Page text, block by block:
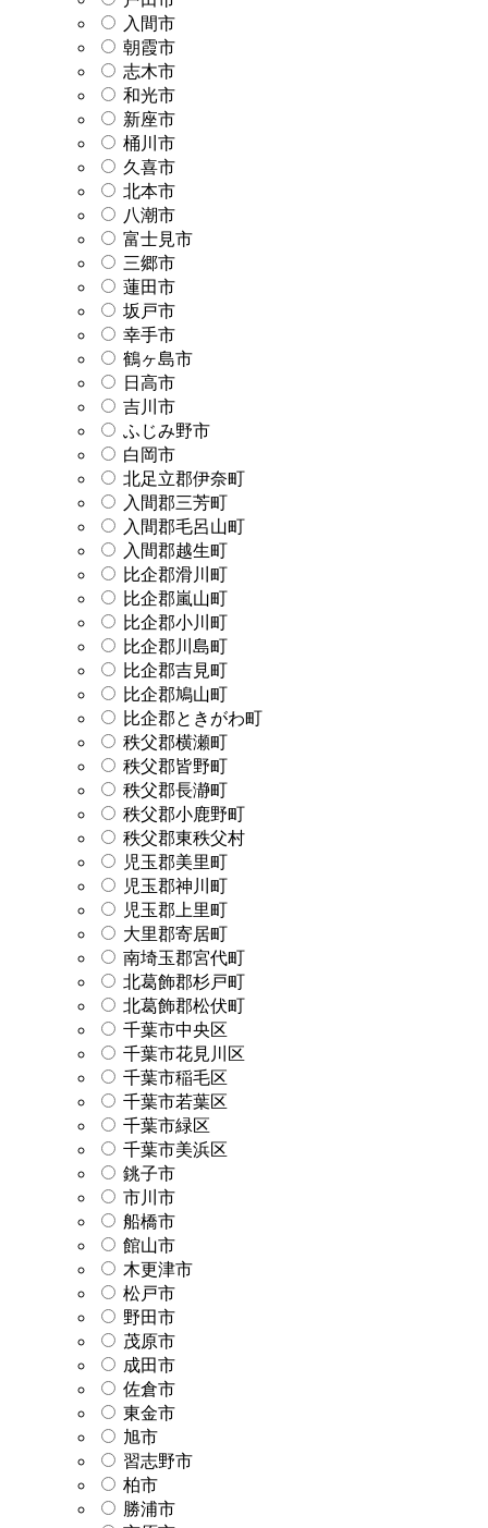
入間市
朝霞市
志木市
和光市
新座市
桶川市
久喜市
北本市
八潮市
富士見市
三郷市
蓮田市
坂戸市
幸手市
鶴ヶ島市
日高市
吉川市
ふじみ野市
白岡市
北足立郡伊奈町
入間郡三芳町
入間郡毛呂山町
入間郡越生町
比企郡滑川町
比企郡嵐山町
比企郡小川町
比企郡川島町
比企郡吉見町
比企郡鳩山町
比企郡ときがわ町
秩父郡横瀬町
秩父郡皆野町
秩父郡長瀞町
秩父郡小鹿野町
秩父郡東秩父村
児玉郡美里町
児玉郡神川町
児玉郡上里町
大里郡寄居町
南埼玉郡宮代町
北葛飾郡杉戸町
北葛飾郡松伏町
千葉市中央区
千葉市花見川区
千葉市稲毛区
千葉市若葉区
千葉市緑区
千葉市美浜区
銚子市
市川市
船橋市
館山市
木更津市
松戸市
野田市
茂原市
成田市
佐倉市
東金市
旭市
習志野市
柏市
勝浦市